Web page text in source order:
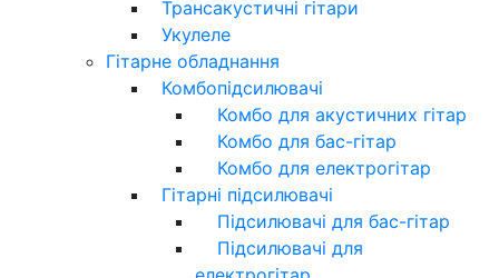
Трансакустичні гітари
Укулеле
Гітарне обладнання
Комбопідсилювачі
Комбо для акустичних гітар
Комбо для бас-гітар
Комбо для електрогітар
Гітарні підсилювачі
Підсилювачі для бас-гітар
Підсилювачі для